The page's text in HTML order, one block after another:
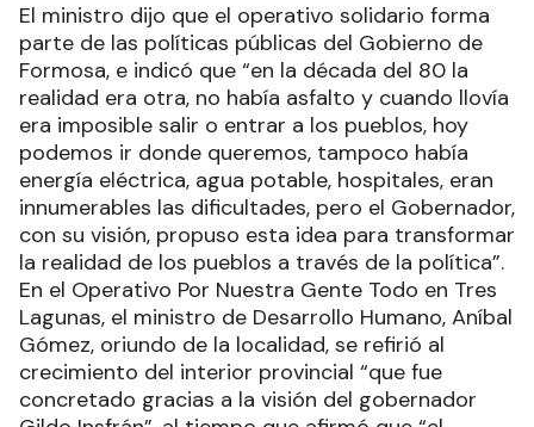
El ministro dijo que el operativo solidario forma
parte de las políticas públicas del Gobierno de
Formosa, e indicó que “en la década del 80 la
realidad era otra, no había asfalto y cuando llovía
era imposible salir o entrar a los pueblos, hoy
podemos ir donde queremos, tampoco había
energía eléctrica, agua potable, hospitales, eran
innumerables las dificultades, pero el Gobernador,
con su visión, propuso esta idea para transformar
la realidad de los pueblos a través de la política”.
En el Operativo Por Nuestra Gente Todo en Tres
Lagunas, el ministro de Desarrollo Humano, Aníbal
Gómez, oriundo de la localidad, se refirió al
crecimiento del interior provincial “que fue
concretado gracias a la visión del gobernador